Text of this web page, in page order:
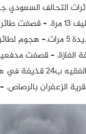
التحالف السعودي
عيسى في إدارة الصليف 13 مرة. –
السعودي شمال الحديدة 5 مرات.–
الفازة. – قصفت
الجاح في إدارة بيت
الزعفران